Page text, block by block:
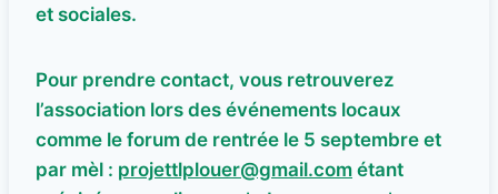
et sociales.
Pour prendre contact, vous retrouverez
l’association lors des événements locaux
comme le forum de rentrée le 5 septembre et
par mèl : projettlplouer@gmail.com étant